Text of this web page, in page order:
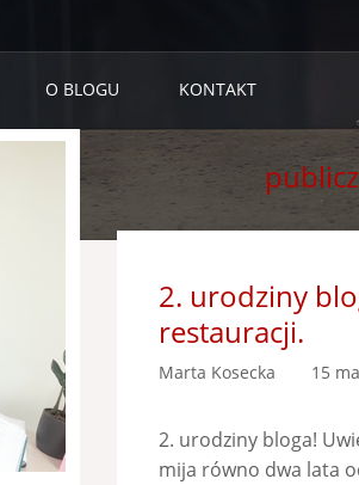
O BLOGU KONTAKT
2. urodziny
restauracji.
Marta Kosecka 15
2. urodziny bloga!
mija równo dwa lata